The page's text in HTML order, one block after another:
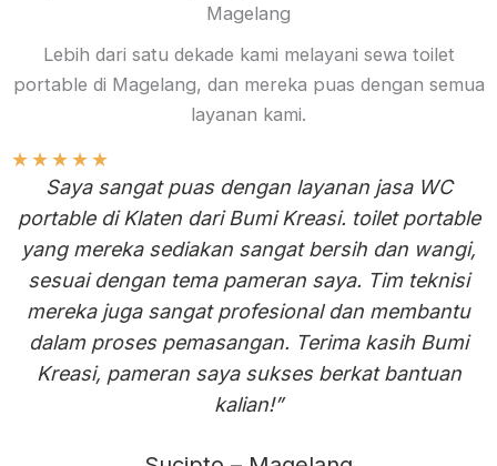
Magelang
Lebih dari satu dekade kami melayani sewa toilet
portable di Magelang, dan mereka puas dengan semua
layanan kami.
★★★★★
Saya sangat puas dengan layanan jasa WC
portable di Klaten dari Bumi Kreasi. toilet portable
yang mereka sediakan sangat bersih dan wangi,
sesuai dengan tema pameran saya. Tim teknisi
mereka juga sangat profesional dan membantu
dalam proses pemasangan. Terima kasih Bumi
Kreasi, pameran saya sukses berkat bantuan
kalian!”